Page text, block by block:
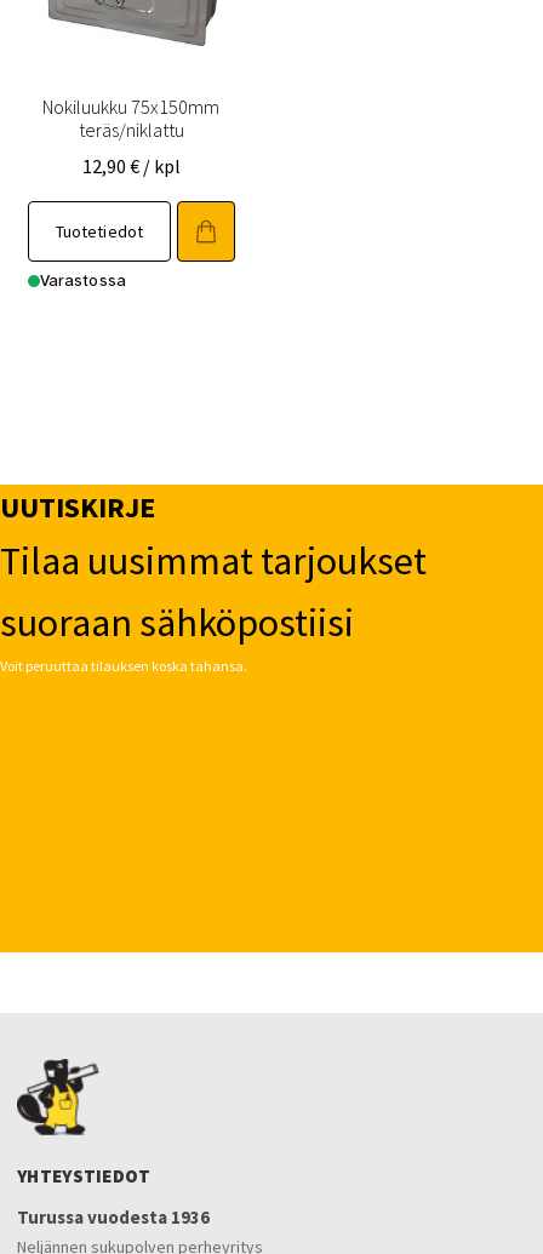
Nokiluukku 75x150mm
teräs/niklattu
12,90 € / kpl
Tuotetiedot
Varastossa
UUTISKIRJE
Tilaa uusimmat tarjoukset
suoraan sähköpostiisi
Voit peruuttaa tilauksen koska tahansa.
YHTEYSTIEDOT
Turussa vuodesta 1936
Neljännen sukupolven perheyritys